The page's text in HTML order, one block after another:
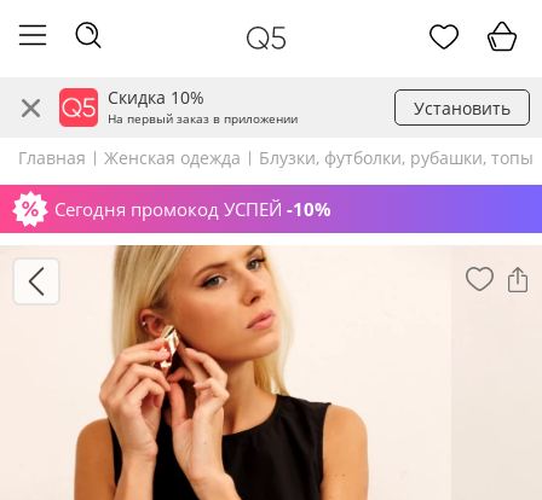
Скидка 10%
На первый заказ в приложении Установить
Главная Женская одежда Блузки, футболки, рубашки, топы
Сегодня промокод УСПЕЙ -10%